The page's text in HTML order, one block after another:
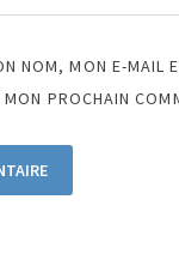
NOM, MON E-MAIL
PROCHAIN